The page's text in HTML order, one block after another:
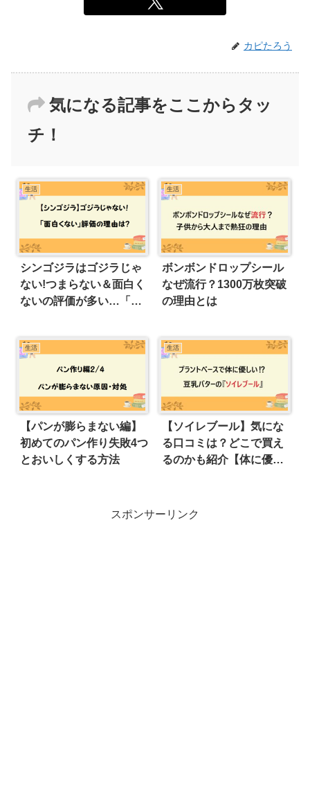
カピたろう
気になる記事をここからタッ
チ！
生活
シンゴジラはゴジラじゃ
ない!つまらない＆面白く
ないの評価が多い…「内
理由
生活
ボンボンドロップシール
なぜ流行？1300万枚突破
の理由とは
生活
【パンが膨らまない編】
初めてのパン作り失敗4つ
とおいしくする方法
生活
【ソイレブール】気にな
る口コミは？どこで買え
るのかも紹介【体に優し
スポンサーリンク